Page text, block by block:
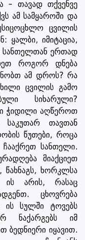
- თავად თქვენვე
ამ სამყაროში და
ცვილის
ყალბი, იმიტაცია,
სანთელთან ერთად
როგორ დნება
ამ დროს? რა
ცვილის გამო
სიხარული?
ჭიდილი აღწეროთ
თავთან
წუთები, როცა
ჩააქრეთ სანთელი.
მიაქციეთ
წახნაგს, ხორკლსა
ის არის, რასაც
ცხოვრება
ის სულში ტოვებს
ნაქარგებს იმ
ბედნიერი იყავით.